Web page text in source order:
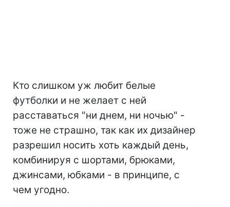
Кто слишком уж любит белые
футболки и не желает с ней
расставаться "ни днем, ни ночью" -
тоже не страшно, так как их дизайнер
разрешил носить хоть каждый день,
комбинируя с шортами, брюками,
джинсами, юбками - в принципе, с
чем угодно.